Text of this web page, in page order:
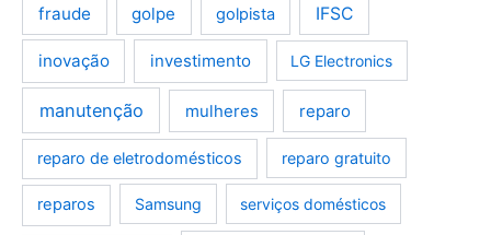
fraude golpe golpista IFSC
inovação investimento LG Electronics
manutenção mulheres reparo
reparo de eletrodomésticos reparo gratuito
reparos Samsung serviços domésticos